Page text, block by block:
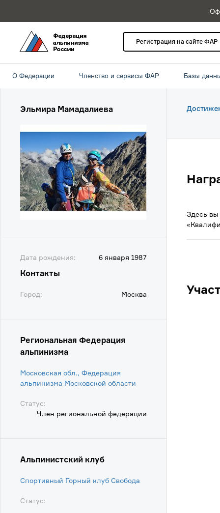
Регистрация на сайте ФАР
О Федерации Членство и сервисы ФАР Базы
Эльмира Мамадалиева
Дата рождения: 6 января 1987
Контакты
Город: Москва
Региональная Федерация
альпинизма
Московская обл., Федерация
альпинизма Московской области
Статус:
Член региональной федерации
Альпинистский клуб
Спортивный Горный клуб Свобода
Статус:
Здесь вы